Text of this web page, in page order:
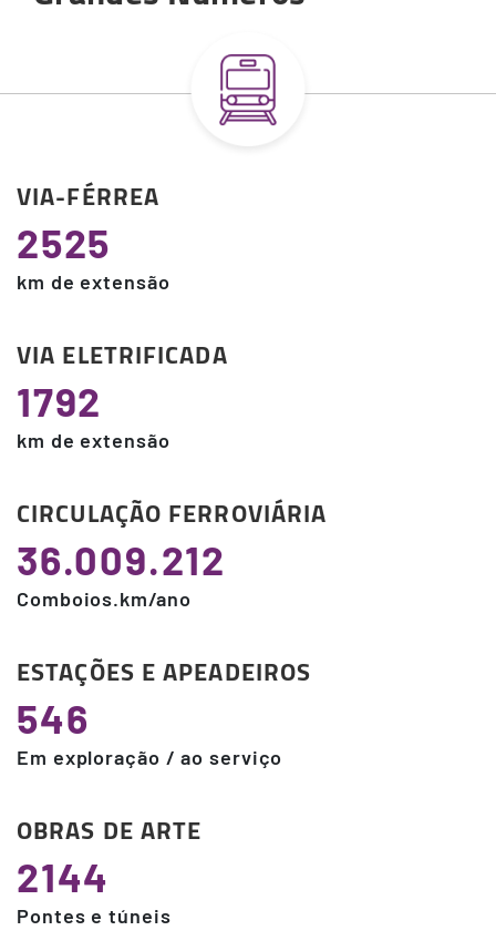
VIA-FÉRREA
2525
km de extensão
VIA ELETRIFICADA
1792
km de extensão
CIRCULAÇÃO FERROVIÁRIA
36.009.212
Comboios.km/ano
ESTAÇÕES E APEADEIROS
546
Em exploração / ao serviço
OBRAS DE ARTE
2144
Pontes e túneis